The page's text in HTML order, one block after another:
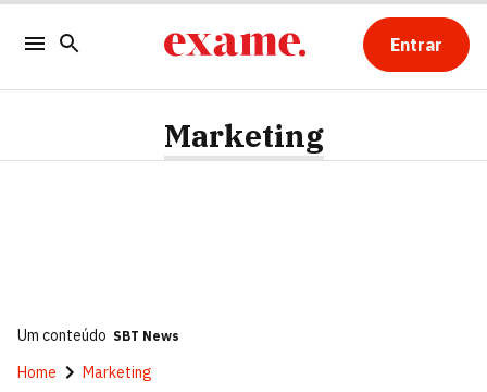
Entrar
Marketing
Um conteúdo SBT News
Home Marketing